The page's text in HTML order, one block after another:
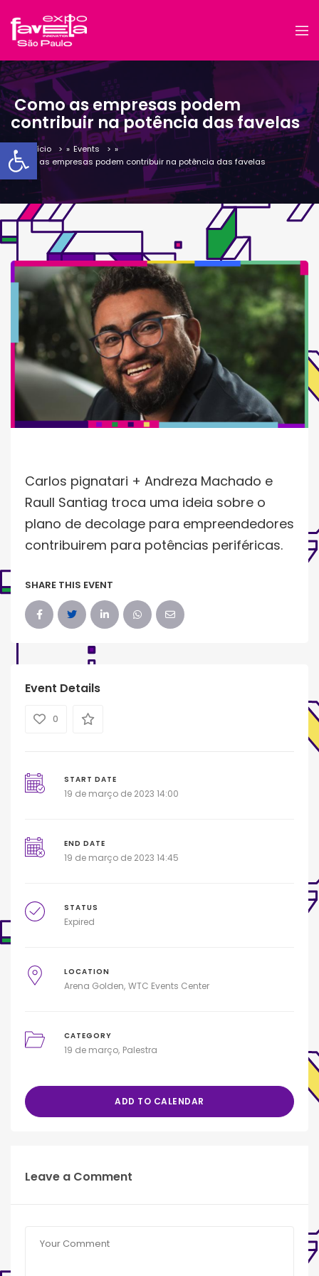
Barra de Ferramentas
Como as empresas podem
contribuir na potência das favelas
Início » Events
»
Como as empresas podem contribuir na potência das favelas
Carlos pignatari + Andreza Machado e
Raull Santiag troca uma ideia sobre o
plano de decolage para empreendedores
contribuirem para potências periféricas.
SHARE THIS EVENT
Event Details
0
START DATE
19 de março de 2023 14:00
END DATE
19 de março de 2023 14:45
STATUS
Expired
LOCATION
Arena Golden WTC Events Center
CATEGORY
19 de março Palestra
ADD TO CALENDAR
Leave a Comment